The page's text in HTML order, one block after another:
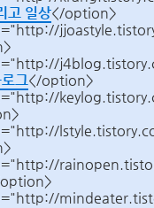
고 일상</option>
그</option>